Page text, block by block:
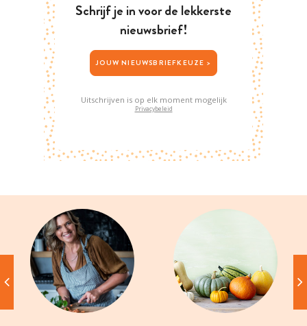
Schrijf je in voor de lekkerste
nieuwsbrief!
JOUW NIEUWSBRIEFKEUZE >
Uitschrijven is op elk moment mogelijk
Privacybeleid